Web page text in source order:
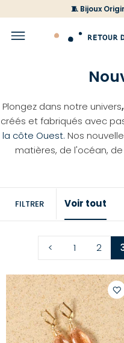
🧵 Bijoux
Plongez dans notre univers,
créés et fabriqués avec
la côte Ouest. Nos
matières, de l'océan,
FILTRER Voir tout
< 1 2
à